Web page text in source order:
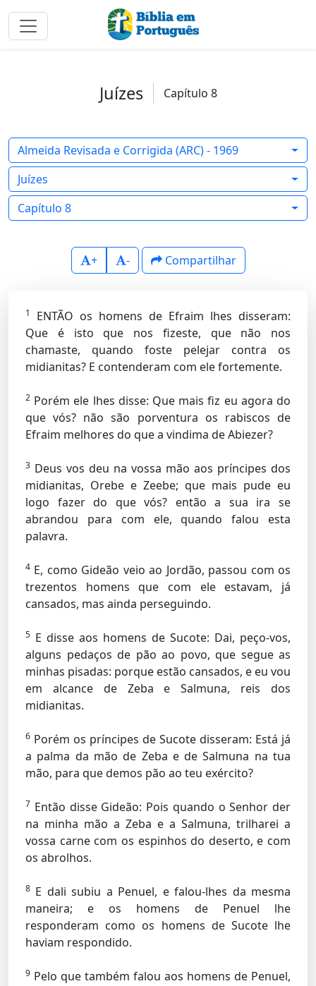
Juízes Capítulo 8
Almeida Revisada e Corrigida (ARC) - 1969
Juízes
Capítulo 8
+ - Compartilhar
1
ENTÃO os homens de Efraim lhes disseram:
Que é isto que nos fizeste, que não nos
chamaste, quando foste pelejar contra os
midianitas? E contenderam com ele fortemente.
2 Porém ele lhes disse: Que mais fiz eu agora do
que vós? não são porventura os rabiscos de
Efraim melhores do que a vindima de Abiezer?
3 Deus vos deu na vossa mão aos príncipes dos
midianitas, Orebe e Zeebe; que mais pude eu
logo fazer do que vós? então a sua ira se
abrandou para com ele, quando falou esta
palavra.
4 E, como Gideão veio ao Jordão, passou com os
trezentos homens que com ele estavam, já
cansados, mas ainda perseguindo.
5 E disse aos homens de Sucote: Dai, peço-vos,
alguns pedaços de pão ao povo, que segue as
minhas pisadas: porque estão cansados, e eu vou
em alcance de Zeba e Salmuna, reis dos
midianitas.
6 Porém os príncipes de Sucote disseram: Está já
a palma da mão de Zeba e de Salmuna na tua
mão, para que demos pão ao teu exército?
7 Então disse Gideão: Pois quando o Senhor der
na minha mão a Zeba e a Salmuna, trilharei a
vossa carne com os espinhos do deserto, e com
os abrolhos.
8 E dali subiu a Penuel, e falou-lhes da mesma
maneira; e os homens de Penuel lhe
responderam como os homens de Sucote lhe
haviam respondido.
9 Pelo que também falou aos homens de Penuel,